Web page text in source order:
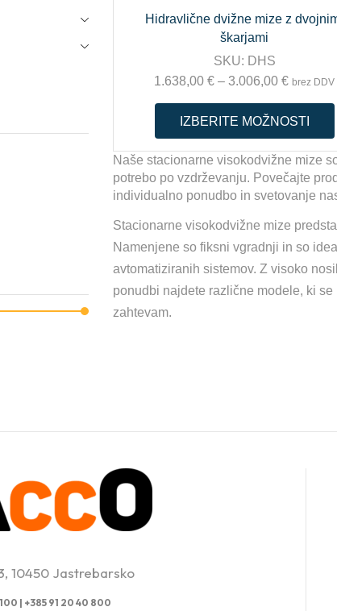
Hidravlične dvižne mize z
škarjami
SKU: DHS
1.638,00€ – 3.006,00€ brez DDV
IZBERITE MOŽNOSTI
Naše stacionarne visokodvižne mize
potrebo po vzdrževanju. Povečajte
individualno ponudbo in svetovanje
Stacionarne visokodvižne mize
Namenjene so fiksni vgradnji in so
avtomatiziranih sistemov. Z visoko
ponudbi najdete različne modele, ki
zahtevam.
10450 Jastrebarsko
100 | +385 91 20 40 800